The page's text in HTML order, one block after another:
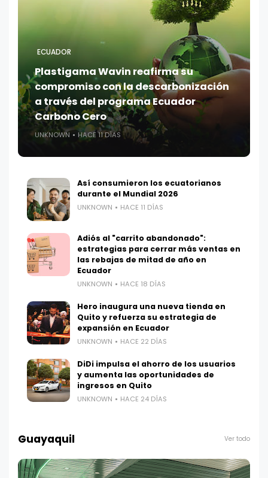
ECUADOR
Plastigama Wavin reafirma su
compromiso con la descarbonización
a través del programa Ecuador
Carbono Cero
UNKNOWN HACE 11 DÍAS
Así consumieron los ecuatorianos
durante el Mundial 2026
UNKNOWN HACE 11 DÍAS
Adiós al "carrito abandonado":
estrategias para cerrar más ventas en
las rebajas de mitad de año en
Ecuador
UNKNOWN HACE 18 DÍAS
Hero inaugura una nueva tienda en
Quito y refuerza su estrategia de
expansión en Ecuador
UNKNOWN HACE 22 DÍAS
DiDi impulsa el ahorro de los usuarios
y aumenta las oportunidades de
ingresos en Quito
UNKNOWN HACE 24 DÍAS
Guayaquil Ver todo